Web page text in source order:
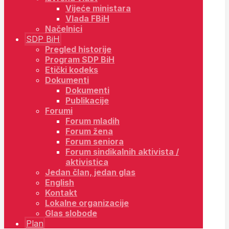
Vijeće ministara
Vlada FBiH
Načelnici
SDP BiH
Pregled historije
Program SDP BiH
Etički kodeks
Dokumenti
Dokumenti
Publikacije
Forumi
Forum mladih
Forum žena
Forum seniora
Forum sindikalnih aktivista /
aktivistica
Jedan član, jedan glas
English
Kontakt
Lokalne organizacije
Glas slobode
Plan